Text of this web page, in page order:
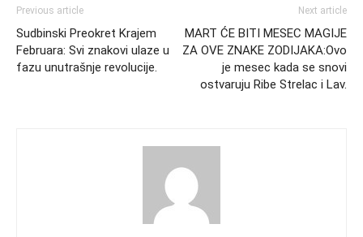
Previous article
Sudbinski Preokret Krajem
Februara: Svi znakovi ulaze u
fazu unutrašnje revolucije.
Next article
MART ĆE BITI MESEC MAGIJE
ZA OVE ZNAKE ZODIJAKA:Ovo
je mesec kada se snovi
ostvaruju Ribe Strelac i Lav.